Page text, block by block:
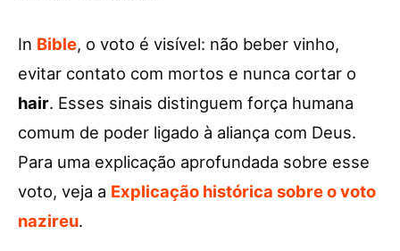
In Bible, o voto é visível: não beber vinho,
evitar contato com mortos e nunca cortar o
hair. Esses sinais distinguem força humana
comum de poder ligado à aliança com Deus.
Para uma explicação aprofundada sobre esse
voto, veja a Explicação histórica sobre o voto
nazireu.